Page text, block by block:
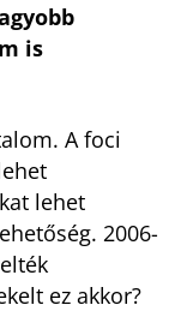
is
A foci
lehet
2006-
ez akkor?